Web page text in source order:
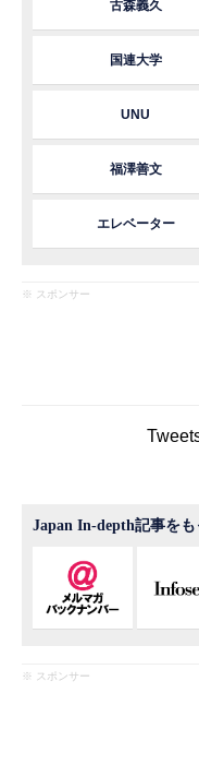
古森義久
国連大学
UNU
福澤善文
エレベーター
※ スポンサー
Japan In-depth記事を
※ スポンサー